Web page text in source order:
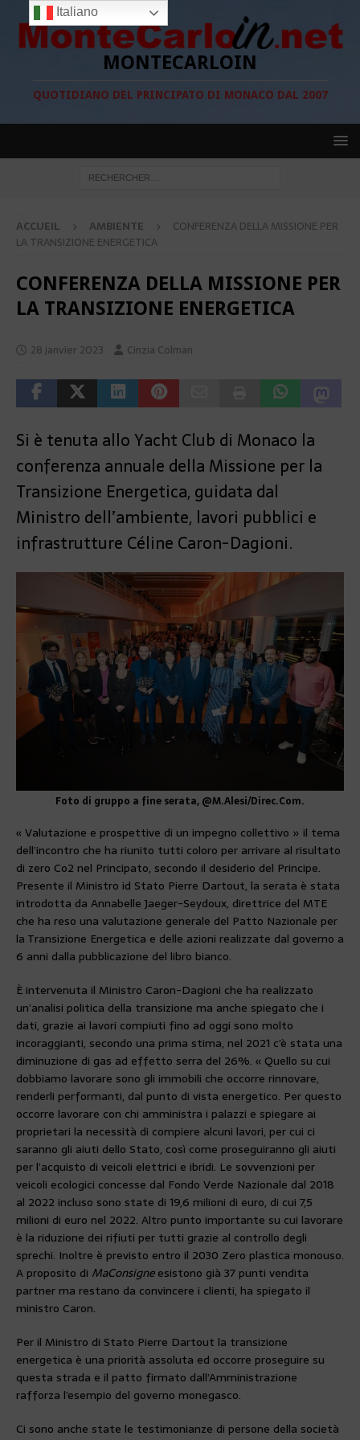
MONTECARLOIN
QUOTIDIANO DEL PRINCIPATO DI MONACO DAL 2007
ACCUEIL AMBIENTE
CONFERENZA DELLA MISSIONE PER
LA TRANSIZIONE ENERGETICA
CONFERENZA DELLA MISSIONE PER
LA TRANSIZIONE ENERGETICA
28 janvier 2023 Cinzia Colman
Si è tenuta allo Yacht Club di Monaco la
conferenza annuale della Missione per la
Transizione Energetica, guidata dal
Ministro dell’ambiente, lavori pubblici e
infrastrutture Céline Caron-Dagioni.
Foto di gruppo a fine serata, @M.Alesi/Direc.Com.
« Valutazione e prospettive di un impegno collettivo » il tema
dell’incontro che ha riunito tutti coloro per arrivare al risultato
di zero Co2 nel Principato, secondo il desiderio del Principe.
Presente il Ministro id Stato Pierre Dartout, la serata è stata
introdotta da Annabelle Jaeger-Seydoux, direttrice del MTE
che ha reso una valutazione generale del Patto Nazionale per
la Transizione Energetica e delle azioni realizzate dal governo a
6 anni dalla pubblicazione del libro bianco.
È intervenuta il Ministro Caron-Dagioni che ha realizzato
un’analisi politica della transizione ma anche spiegato che i
dati, grazie ai lavori compiuti fino ad oggi sono molto
incoraggianti, secondo una prima stima, nel 2021 c’è stata una
diminuzione di gas ad effetto serra del 26%. « Quello su cui
dobbiamo lavorare sono gli immobili che occorre rinnovare,
renderli performanti, dal punto di vista energetico. Per questo
occorre lavorare con chi amministra i palazzi e spiegare ai
proprietari la necessità di compiere alcuni lavori, per cui ci
saranno gli aiuti dello Stato, così come proseguiranno gli aiuti
per l’acquisto di veicoli elettrici e ibridi. Le sovvenzioni per
veicoli ecologici concesse dal Fondo Verde Nazionale dal 2018
al 2022 incluso sono state di 19,6 milioni di euro, di cui 7,5
milioni di euro nel 2022. Altro punto importante su cui lavorare
è la riduzione dei rifiuti per tutti grazie al controllo degli
sprechi. Inoltre è previsto entro il 2030 Zero plastica monouso.
A proposito di MaConsigneesistono già 37 punti vendita
partner ma restano da convincere i clienti, ha spiegato il
ministro Caron.
Per il Ministro di Stato Pierre Dartout la transizione
energetica è una priorità assoluta ed occorre proseguire su
questa strada e il patto firmato dall’Amministrazione
rafforza l’esempio del governo monegasco.
Ci sono anche state le testimonianze di persone della società
Italiano